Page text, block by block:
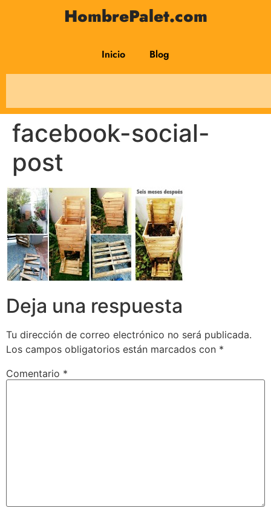
HombrePalet.com
Inicio Blog
facebook-social-
post
Deja una respuesta
Tu dirección de correo electrónico no será publicada.
Los campos obligatorios están marcados con *
Comentario *